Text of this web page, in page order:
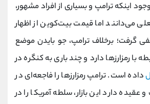
اینکه ترامپ و بسیاری از افراد مشهور،
می‌دانند اما قیمت بیت‌کوین از اظهار
گرفت؛ برخلاف ترامپ، جو بایدن موضع
با رمزارزها دارد و چند باری به کنگره در
داده است. ترامپ رمزارزها را فاجعه‌ای در
دارد این بازار، سلطه آمریکا را در